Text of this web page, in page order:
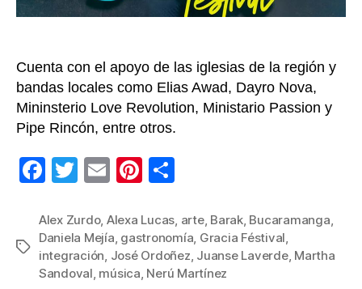
Cuenta con el apoyo de las iglesias de la región y
bandas locales como Elias Awad, Dayro Nova,
Mininsterio Love Revolution, Ministario Passion y
Pipe Rincón, entre otros.
F
c
e
b
T
tt
er
E
ail
Pi
er
e
st
m
p
ar
Etiquetas
Alex Zurdo, Alexa Lucas, arte, Barak, Bucaramanga,
Daniela Mejía, gastronomía, Gracia Féstival,
integración, José Ordoñez, Juanse Laverde, Martha
Sandoval, música, Nerú Martínez